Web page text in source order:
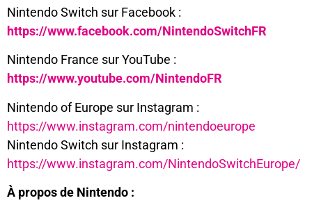
Nintendo Switch sur Facebook :
https://www.facebook.com/NintendoSwitchFR
Nintendo France sur YouTube :
https://www.youtube.com/NintendoFR
Nintendo of Europe sur Instagram :
https://www.instagram.com/nintendoeurope
Nintendo Switch sur Instagram :
https://www.instagram.com/NintendoSwitchEurope/
À propos de Nintendo :